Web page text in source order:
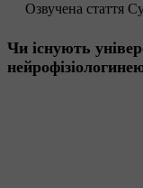
Озвучена стаття
Чи існують